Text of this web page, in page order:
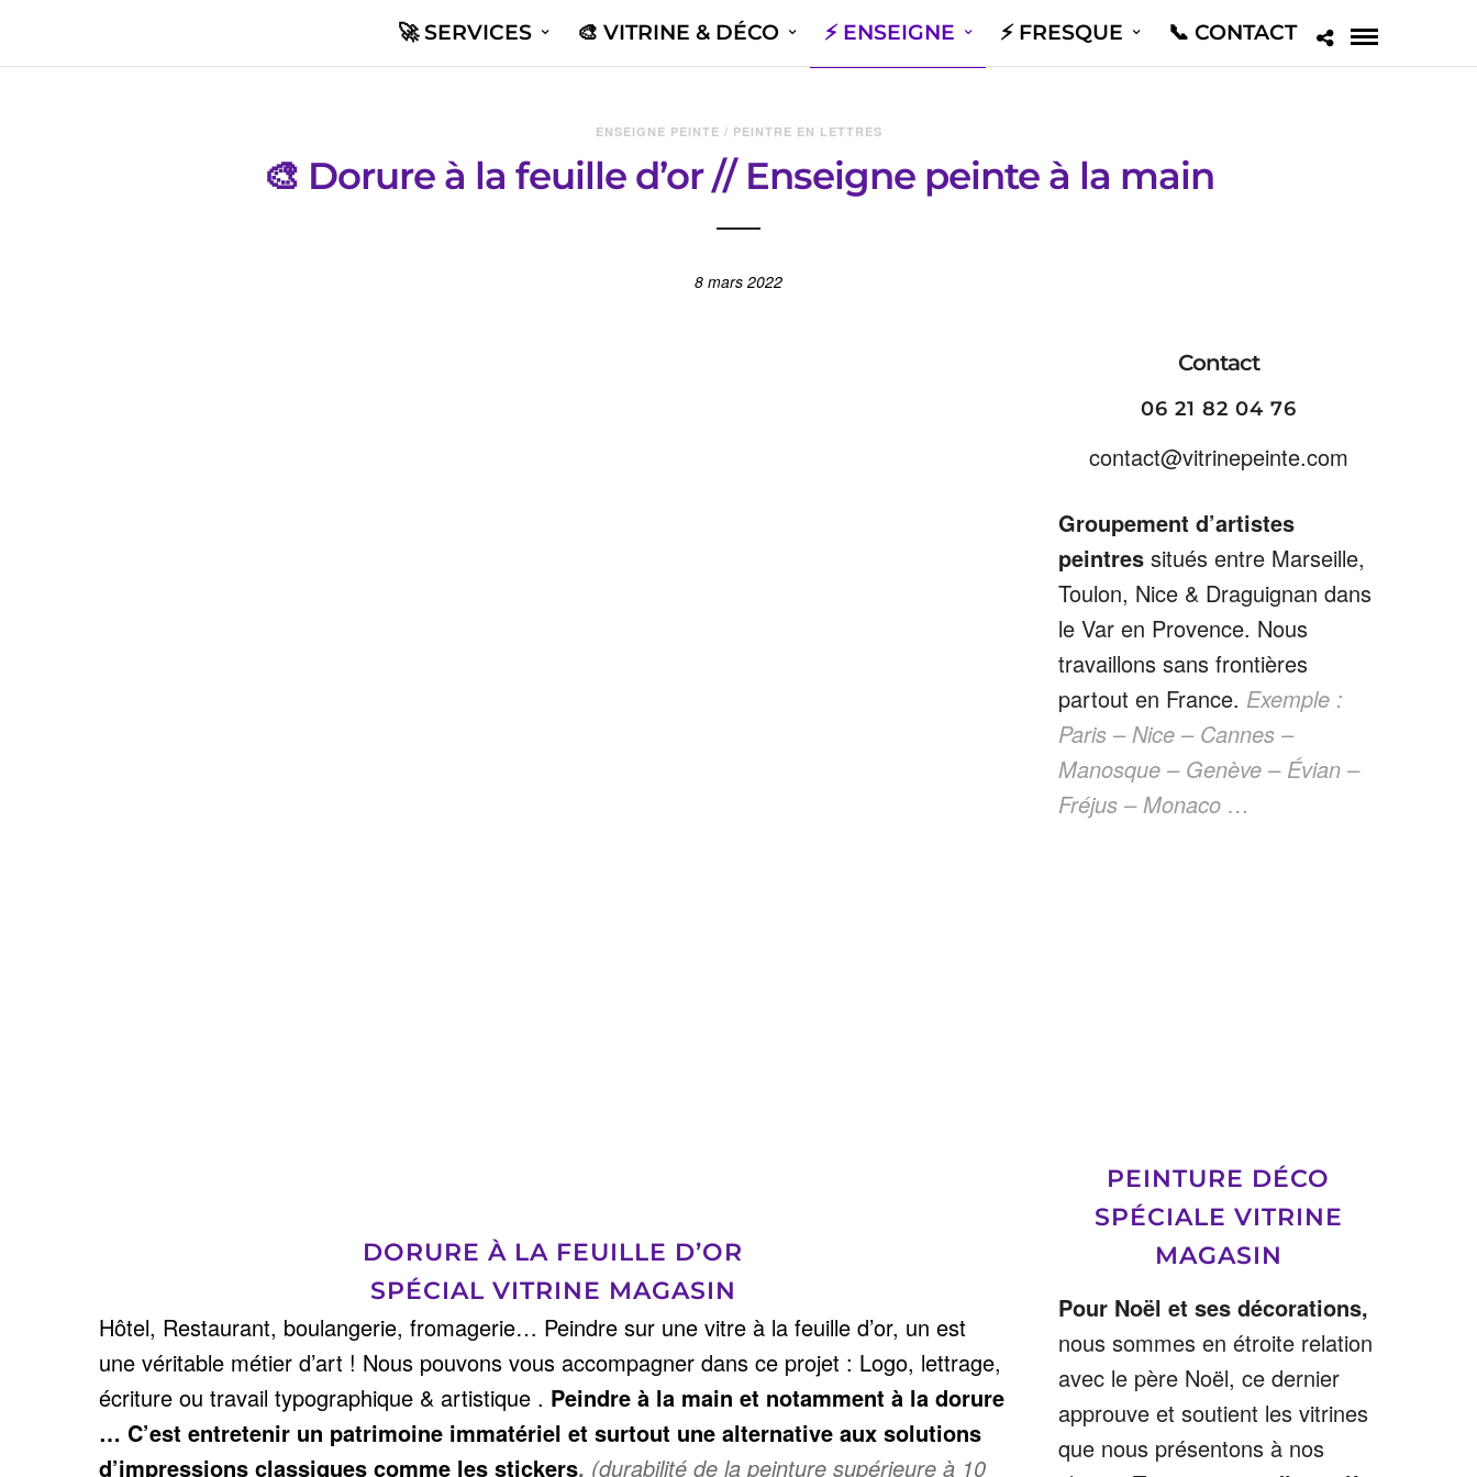
🚀 SERVICES 🎨 VITRINE & DÉCO ⚡️ ENSEIGNE ⚡️ FRESQUE 📞 CONTACT
ENSEIGNE PEINTE / PEINTRE EN LETTRES
🎨 Dorure à la feuille d’or // Enseigne peinte à la main
8 mars 2022
DORURE À LA FEUILLE D’OR
SPÉCIAL VITRINE MAGASIN
Hôtel, Restaurant, boulangerie, fromagerie… Peindre sur une vitre à la feuille d’or, un est
une véritable métier d’art ! Nous pouvons vous accompagner dans ce projet : Logo, lettrage,
écriture ou travail typographique & artistique . Peindre à la main et notamment à la dorure
… C’est entretenir un patrimoine immatériel et surtout une alternative aux solutions
d’impressions classiques comme les stickers. (durabilité de la peinture supérieure à 10
Contact
06 21 82 04 76
contact@vitrinepeinte.com
Groupement d’artistes
peintres situés entre Marseille,
Toulon, Nice & Draguignan dans
le Var en Provence. Nous
travaillons sans frontières
partout en France. Exemple :
Paris – Nice – Cannes –
Manosque – Genève – Évian –
Fréjus – Monaco …
PEINTURE DÉCO
SPÉCIALE VITRINE
MAGASIN
Pour Noël et ses décorations,
nous sommes en étroite relation
avec le père Noël, ce dernier
approuve et soutient les vitrines
que nous présentons à nos